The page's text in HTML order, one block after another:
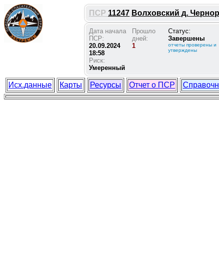
ПСР 11247 Волховский д.
Дата начала
ПСР:
20.09.2024
18:58
Риск:
Умеренный
Прошло
дней:
1
Статус:
Завершены
отчеты проверены и
утверждены
Исх.данные Карты Ресурсы Отчет о ПСР